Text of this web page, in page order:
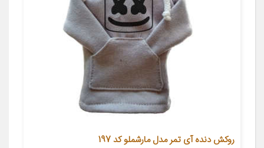
روکش دنده آی تمر مدل مارشملو کد 197